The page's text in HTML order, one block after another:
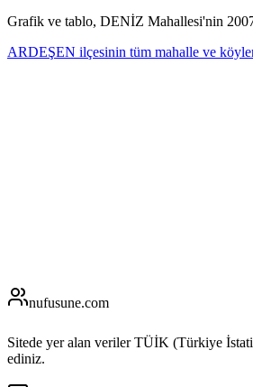
Grafik ve tablo, DENİZ Mahallesi'nin
ARDEŞEN ilçesinin tüm mahalle ve
nufusune.com
Sitede yer alan veriler TÜİK (Türkiye
ediniz.